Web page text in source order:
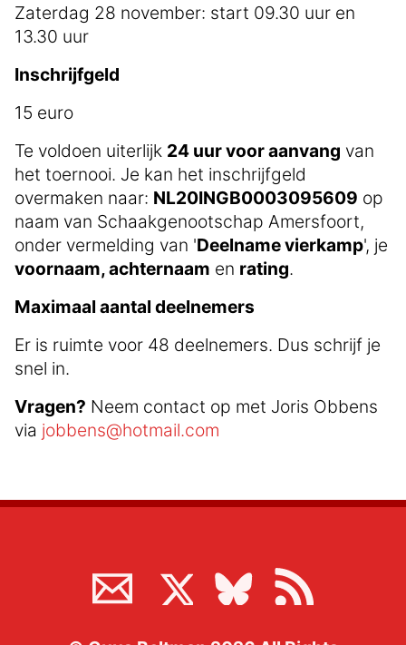
Zaterdag 28 november: start 09.30 uur en
13.30 uur
Inschrijfgeld
15 euro
Te voldoen uiterlijk 24 uur voor aanvang van
het toernooi. Je kan het inschrijfgeld
overmaken naar: NL20INGB0003095609 op
naam van Schaakgenootschap Amersfoort,
onder vermelding van 'Deelname vierkamp', je
voornaam, achternaam en rating.
Maximaal aantal deelnemers
Er is ruimte voor 48 deelnemers. Dus schrijf je
snel in.
Vragen? Neem contact op met Joris Obbens
via jobbens@hotmail.com